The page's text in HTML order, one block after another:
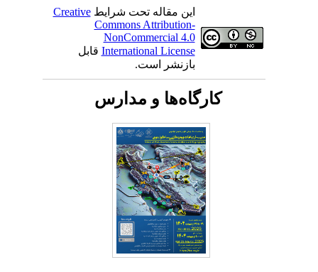
این مقاله تحت شرایطCreative
Commons Attribution-
NonCommercial 4.0
International Licenseقابل
بازنشر است.
کارگاه‌ها و مدارس